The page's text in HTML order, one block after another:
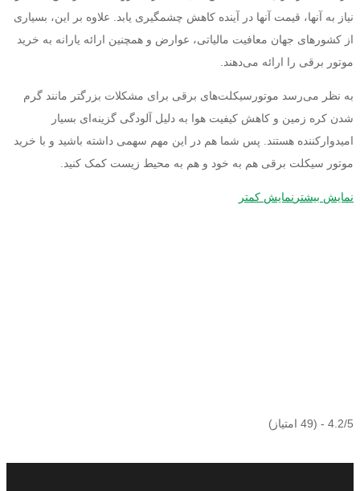
نیاز به آنها، قیمت آنها در آینده کاهش چشمگیری یابد. علاوه بر این، بسیاری
از کشورهای جهان معافیت مالیاتی، عوارض و همچنین ارائه یارانه به خرید
موتور برقی را ارائه می‌دهند.
به نظر می‌رسد موتورسیکلت‌های برقی برای مشکلات بزرگتر مانند گرم
شدن کره زمین و کاهش کیفیت هوا به دلیل آلودگی گزینه‌ای بسیار
امیدوار‌کننده هستند. پس شما هم در این مهم سهمی داشته باشید و با خرید
موتور سیکلت برقی هم به خود و هم به محیط زیست کمک کنید.
نمایش بیشتر نمایش کمتر
4.2/5 - (49 امتیاز)